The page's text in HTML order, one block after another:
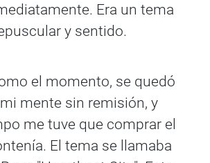
Era un tema
y sentido.
el momento, se quedó
mente sin remisión, y
me tuve que comprar el
El tema se llamaba